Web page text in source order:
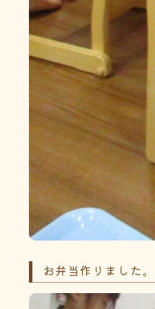
お弁当作りました。